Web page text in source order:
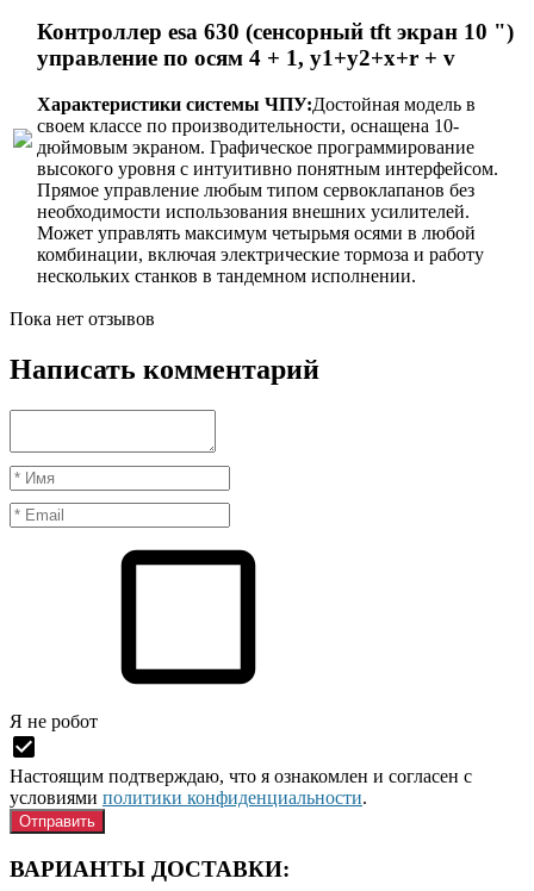
Контроллер esa 630 (сенсорный tft экран 10 ")
управление по осям 4 + 1, y1+y2+x+r + v
Характеристики системы ЧПУ:Достойная модель в
своем классе по производительности, оснащена 10-
дюймовым экраном. Графическое программирование
высокого уровня с интуитивно понятным интерфейсом.
Прямое управление любым типом сервоклапанов без
необходимости использования внешних усилителей.
Может управлять максимум четырьмя осями в любой
комбинации, включая электрические тормоза и работу
нескольких станков в тандемном исполнении.
Пока нет отзывов
Написать комментарий
Я нe рoбoт
Настоящим подтверждаю, что я ознакомлен и согласен с
условиями политики конфиденциальности.
ВАРИАНТЫ ДОСТАВКИ: